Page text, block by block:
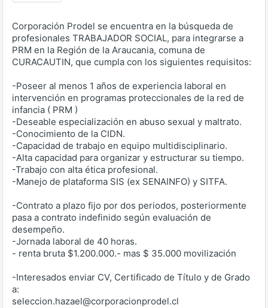
Corporación Prodel se encuentra en la búsqueda de
profesionales TRABAJADOR SOCIAL, para integrarse a
PRM en la Región de la Araucania, comuna de
CURACAUTIN, que cumpla con los siguientes requisitos:
-Poseer al menos 1 años de experiencia laboral en
intervención en programas proteccionales de la red de
infancia ( PRM )
-Deseable especialización en abuso sexual y maltrato.
-Conocimiento de la CIDN.
-Capacidad de trabajo en equipo multidisciplinario.
-Alta capacidad para organizar y estructurar su tiempo.
-Trabajo con alta ética profesional.
-Manejo de plataforma SIS (ex SENAINFO) y SITFA.
-Contrato a plazo fijo por dos periodos, posteriormente
pasa a contrato indefinido según evaluación de
desempeño.
-Jornada laboral de 40 horas.
- renta bruta $1.200.000.- mas $ 35.000 movilización
-Interesados enviar CV, Certificado de Título y de Grado
a:
seleccion.hazael@corporacionprodel.cl